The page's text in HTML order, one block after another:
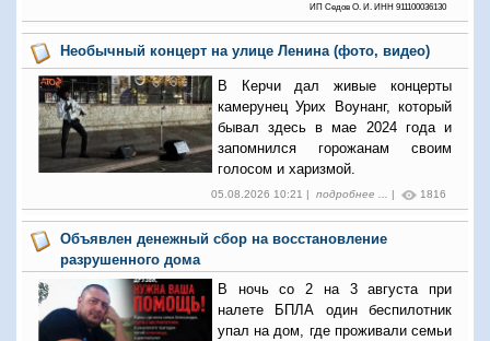
ИП Седов О. И. ИНН 911100036130
Необычный концерт на улице Ленина (фото, видео)
В Керчи дал живые концерты
камерунец Урих Воунанг, который
бывал здесь в мае 2024 года и
запомнился горожанам своим
голосом и харизмой.
05.08.2026 10:21 | подробнее ... | 1816
Объявлен денежный сбор на восстановление
разрушенного дома
В ночь со 2 на 3 августа при
налете БПЛА один беспилотник
упал на дом, где проживали семьи